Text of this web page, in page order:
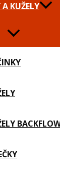
KUŽELY